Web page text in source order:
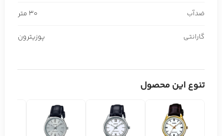
ضدآب 30 متر
گارانتی پوزیترون
تنوع این محصول